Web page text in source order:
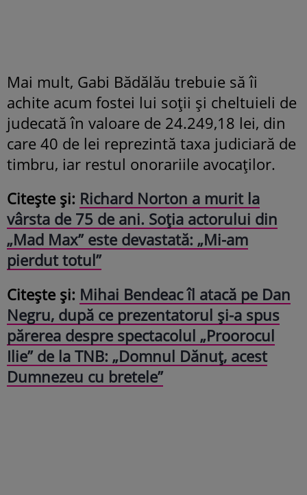
Mai mult, Gabi Bădălău trebuie să îi
achite acum fostei lui soții și cheltuieli de
judecată în valoare de 24.249,18 lei, din
care 40 de lei reprezintă taxa judiciară de
timbru, iar restul onorariile avocaților.
Citește și: Richard Norton a murit la
vârsta de 75 de ani. Soția actorului din
„Mad Max” este devastată: „Mi-am
pierdut totul”
Citește și: Mihai Bendeac îl atacă pe Dan
Negru, după ce prezentatorul și-a spus
părerea despre spectacolul „Proorocul
Ilie” de la TNB: „Domnul Dănuț, acest
Dumnezeu cu bretele”